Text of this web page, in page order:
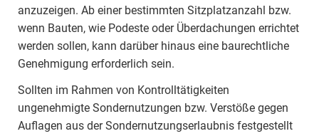
anzuzeigen. Ab einer bestimmten Sitzplatzanzahl bzw.
wenn Bauten, wie Podeste oder Überdachungen errichtet
werden sollen, kann darüber hinaus eine baurechtliche
Genehmigung erforderlich sein.
Sollten im Rahmen von Kontrolltätigkeiten
ungenehmigte Sondernutzungen bzw. Verstöße gegen
Auflagen aus der Sondernutzungserlaubnis festgestellt